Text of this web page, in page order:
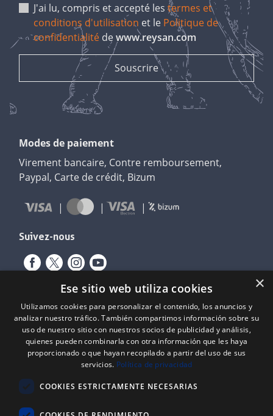
J'ai lu, compris et accepté lestermes et
conditions d'utilisation et le Politique de
confidentialité dewww.reysan.com
Modes de paiement
Virement bancaire, Contre remboursement,
Paypal, Carte de crédit, Bizum
Suivez-nous
Expediente nº: 06/18/SO/0026
Proyecto financiado por el Fondo Europeo de Desarrollo Regional
(FEDER) de la Unión Europea y la Junta de Castilla y León, a través del
Instituto para la Competitividad Empresarial de Castilla y León
×
Ese sitio web utiliza cookies
Utilizamos cookies para personalizar el contenido, los anuncios y
analizar nuestro tráfico. También compartimos información sobre su
uso de nuestro sitio con nuestros socios de publicidad y análisis,
quienes pueden combinarla con otra información que les haya
proporcionado o que hayan recopilado a partir del uso de sus
servicios. Política de privacidad
COOKIES ESTRICTAMENTE NECESARIAS